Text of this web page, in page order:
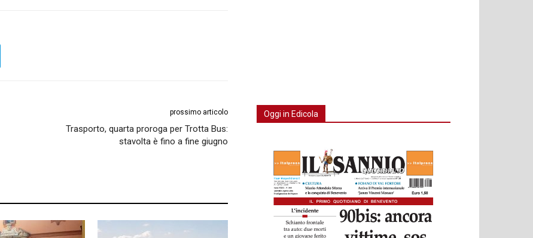
prossimo articolo
Trasporto, quarta proroga per Trotta Bus:
stavolta è fino a fine giugno
Oggi in Edicola